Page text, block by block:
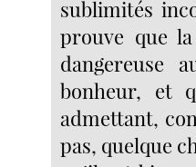
sublimités
prouve que
dangereuse
bonheur, et
admettant,
pas, quelque